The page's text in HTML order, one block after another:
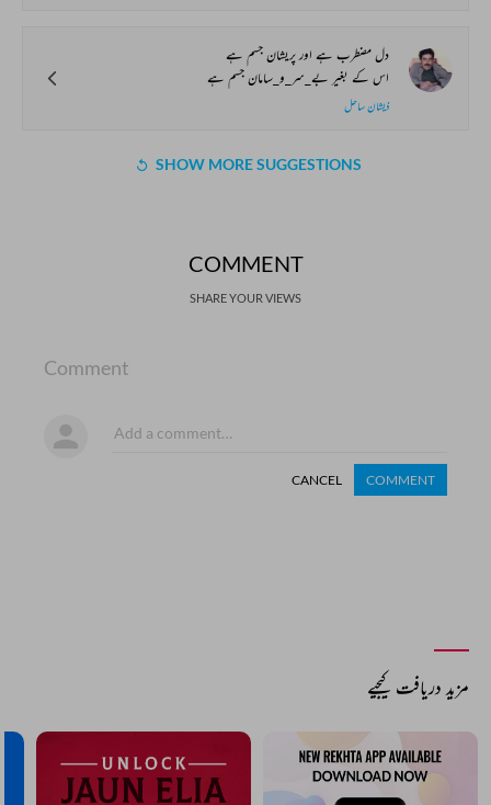
دل مضطرب ہے اور پریشان جسم ہے
اس کے بغیر بے_سر_و_سامان جسم ہے
ذیشان ساحل
SHOW MORE SUGGESTIONS
COMMENT
SHARE YOUR VIEWS
Comment
CANCEL COMMENT
مزید دریافت کیجیے